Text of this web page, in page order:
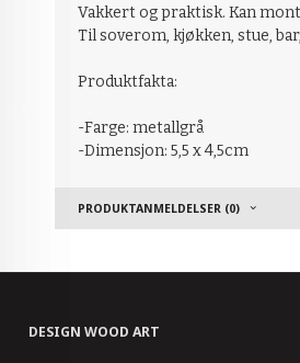
Vakkert og praktisk. Kan
Til soverom, kjøkken, stue,
Produktfakta:
-Farge: metallgrå
-Dimensjon: 5,5 x 4,5cm
PRODUKTANMELDELSER (0)
DESIGN WOOD ART